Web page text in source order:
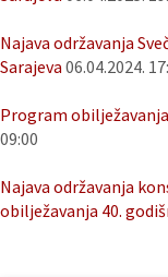
Najava održavanja
Sarajeva 06.04.2024.
Program
09:00
Najava održavanja
obilježavanja 40.